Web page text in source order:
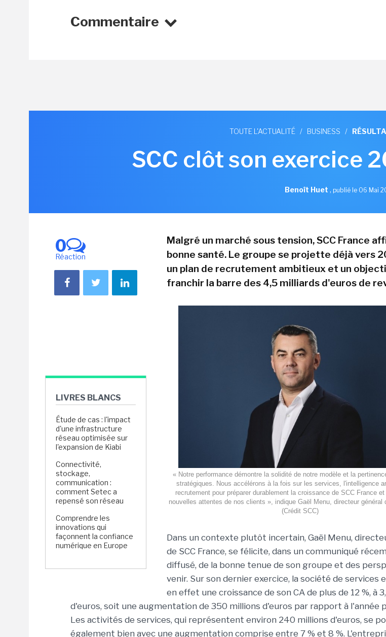
Commentaire
TOUTE L'ACTUALITÉ / BUSINESS /
SCC clôt son exercice
Benoît Huet , publié le 06 Mai
0
Réaction
LIVRES BLANCS
Étude de cas : l'impact
d'une infrastructure
réseau optimisée sur
l'expansion de Kiabi
Connectivité,
stockage,
communication :
comment Setec a
repensé son réseau
Comprendre les
innovations qui
façonnent la confiance
numérique en Europe
Malgré un marché sous tension, SCC France
bonne santé. Le groupe se projette déjà vers
un plan de recrutement ambitieux et un
franchir la barre des 4,5 milliards d'euros de
« Notre performance démontre la solidité de notre modèle et la
stratégiques. Nous accélérons à la fois sur les services, l'intelligence
recrutement pour préparer durablement la croissance de SCC France et
nouvelles attentes de nos clients », indique Gaël Menu, directeur général
(Crédit SCC)
Dans un contexte plutôt incertain, Gaël Menu,
de SCC France, se félicite, dans un communiqué
diffusé, de la bonne tenue de son groupe et des
venir. Sur son dernier exercice, la société de services
en effet une croissance de son CA de plus de 12 %, à
d'euros, soit une augmentation de 350 millions d'euros par rapport à l'année
Les activités de services, qui représentent environ 240 millions d'euros, se
également bien avec une augmentation comprise entre 7 % et 8 %.